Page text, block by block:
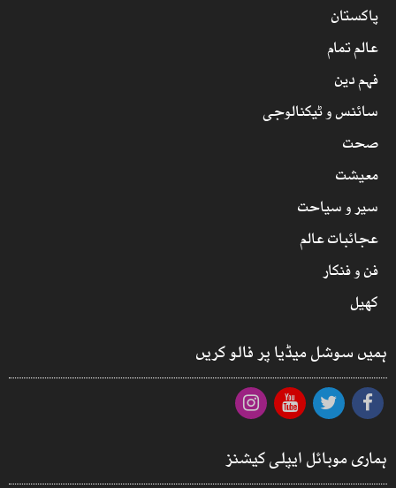
پاکستان
عالم تمام
فہم دین
سائنس و ٹیکنالوجی
صحت
معیشت
سیر و سیاحت
عجائبات عالم
فن و فنکار
کھیل
ہمیں سوشل میڈیا پر فالو کریں
ہماری موبائل ایپلی کیشنز